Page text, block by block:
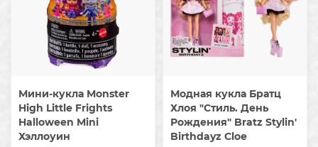
Мини-кукла Monster
High Little Frights
Halloween Mini
Хэллоуин
Модная кукла Братц
Хлоя "Стиль. День
Рождения" Bratz Stylin'
Birthdayz Cloe